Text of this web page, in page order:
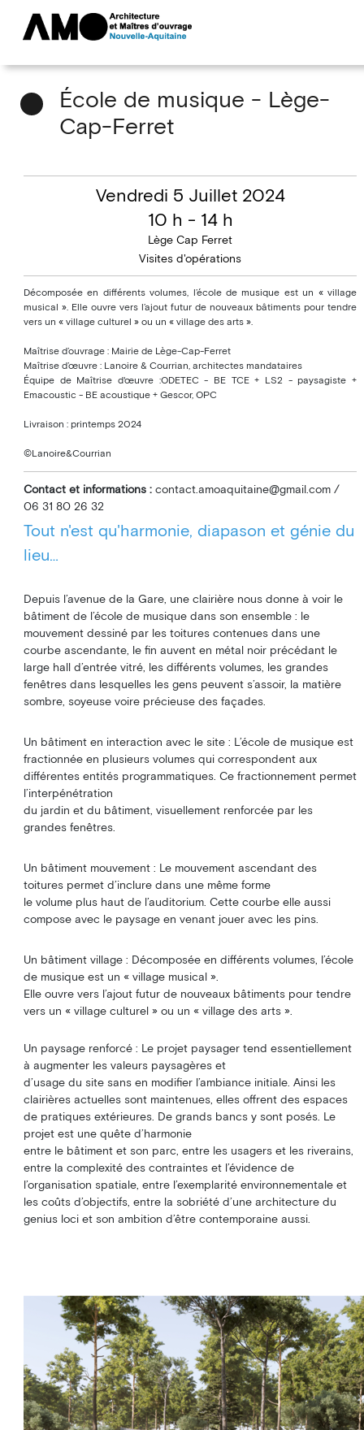
École de musique - Lège-
Cap-Ferret
Vendredi 5 Juillet 2024
10 h - 14 h
Lège Cap Ferret
Visites d'opérations
Décomposée en différents volumes, l’école de musique est un « village
musical ». Elle ouvre vers l’ajout futur de nouveaux bâtiments pour tendre
vers un « village culturel » ou un « village des arts ».
Maîtrise d’ouvrage : Mairie de Lège-Cap-Ferret
Maîtrise d’œuvre : Lanoire & Courrian, architectes mandataires
Équipe de Maîtrise d'œuvre :ODETEC - BE TCE + LS2 - paysagiste +
Emacoustic - BE acoustique + Gescor, OPC
Livraison : printemps 2024
©Lanoire&Courrian
Contact et informations : contact.amoaquitaine@gmail.com /
06 31 80 26 32
Tout n'est qu'harmonie, diapason et génie du
lieu…
Depuis l’avenue de la Gare, une clairière nous donne à voir le
bâtiment de l’école de musique dans son ensemble : le
mouvement dessiné par les toitures contenues dans une
courbe ascendante, le fin auvent en métal noir précédant le
large hall d’entrée vitré, les différents volumes, les grandes
fenêtres dans lesquelles les gens peuvent s’assoir, la matière
sombre, soyeuse voire précieuse des façades.
Un bâtiment en interaction avec le site : L’école de musique est
fractionnée en plusieurs volumes qui correspondent aux
différentes entités programmatiques. Ce fractionnement permet
l’interpénétration
du jardin et du bâtiment, visuellement renforcée par les
grandes fenêtres.
Un bâtiment mouvement : Le mouvement ascendant des
toitures permet d’inclure dans une même forme
le volume plus haut de l’auditorium. Cette courbe elle aussi
compose avec le paysage en venant jouer avec les pins.
Un bâtiment village : Décomposée en différents volumes, l’école
de musique est un « village musical ».
Elle ouvre vers l’ajout futur de nouveaux bâtiments pour tendre
vers un « village culturel » ou un « village des arts ».
Un paysage renforcé : Le projet paysager tend essentiellement
à augmenter les valeurs paysagères et
d’usage du site sans en modifier l’ambiance initiale. Ainsi les
clairières actuelles sont maintenues, elles offrent des espaces
de pratiques extérieures. De grands bancs y sont posés. Le
projet est une quête d’harmonie
entre le bâtiment et son parc, entre les usagers et les riverains,
entre la complexité des contraintes et l’évidence de
l’organisation spatiale, entre l’exemplarité environnementale et
les coûts d’objectifs, entre la sobriété d’une architecture du
genius loci et son ambition d’être contemporaine aussi.